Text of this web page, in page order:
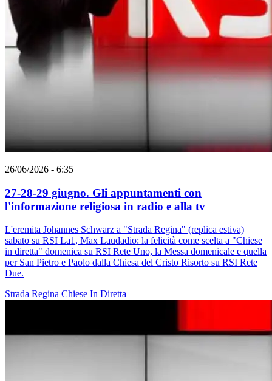
26/06/2026 - 6:35
27-28-29 giugno. Gli appuntamenti con
l'informazione religiosa in radio e alla tv
L'eremita Johannes Schwarz a "Strada Regina" (replica estiva)
sabato su RSI La1, Max Laudadio: la felicità come scelta a "Chiese
in diretta" domenica su RSI Rete Uno, la Messa domenicale e quella
per San Pietro e Paolo dalla Chiesa del Cristo Risorto su RSI Rete
Due.
Strada Regina Chiese In Diretta